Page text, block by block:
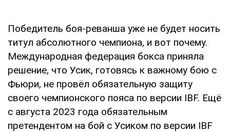
Победитель боя-реванша уже не будет носить
титул абсолютного чемпиона, и вот почему.
Международная федерация бокса приняла
решение, что Усик, готовясь к важному бою с
Фьюри, не провёл обязательную защиту
своего чемпионского пояса по версии IBF. Ещё
с августа 2023 года обязательным
претендентом на бой с Усиком по версии IBF